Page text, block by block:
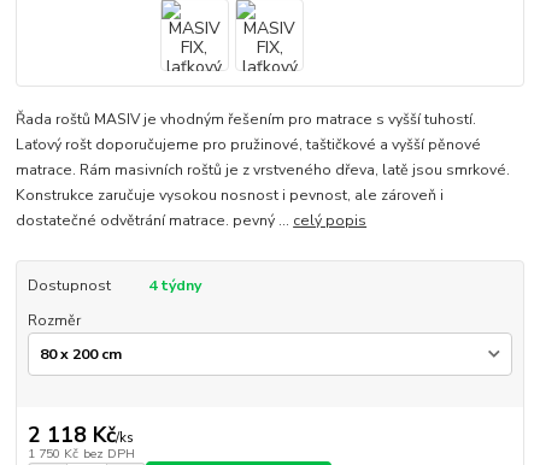
Řada roštů MASIV je vhodným řešením pro matrace s vyšší tuhostí.
Laťový rošt doporučujeme pro pružinové, taštičkové a vyšší pěnové
matrace. Rám masivních roštů je z vrstveného dřeva, latě jsou smrkové.
Konstrukce zaručuje vysokou nosnost i pevnost, ale zároveň i
dostatečné odvětrání matrace. pevný ... celý popis
Dostupnost
4 týdny
Rozměr
2 118 Kč/ks
1 750 Kč bez DPH